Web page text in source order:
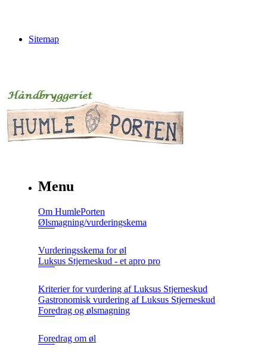
Sitemap
Menu
Om HumlePorten
Ølsmagning/vurderingskema
Vurderingsskema for øl
Luksus Stjerneskud - et apro pro
Kriterier for vurdering af Luksus Stjerneskud
Gastronomisk vurdering af Luksus Stjerneskud
Foredrag og ølsmagning
Foredrag om øl